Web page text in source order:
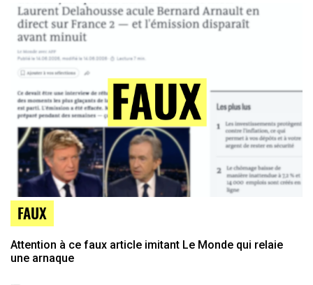
FAUX
Attention à ce faux article imitant Le Monde qui relaie
une arnaque